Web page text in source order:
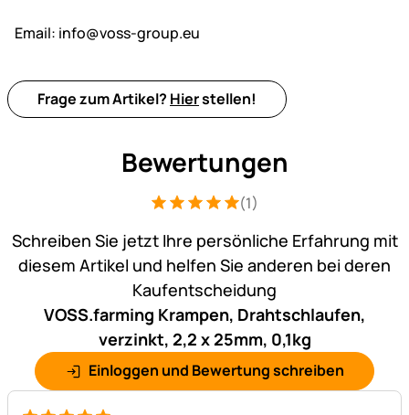
Email: info@voss-group.eu
Frage zum Artikel? Hierstellen!
Bewertungen
Bewertung: 5 von 5 (1 Bewertungen)
1 Bewertung(1)
Schreiben Sie jetzt Ihre persönliche Erfahrung mit
diesem Artikel und helfen Sie anderen bei deren
Kaufentscheidung
VOSS.farming Krampen, Drahtschlaufen,
verzinkt, 2,2 x 25mm, 0,1kg
Einloggen und Bewertung schreiben